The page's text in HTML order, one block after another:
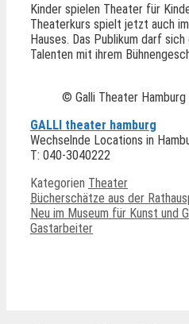
Kinder spielen Theater für
Theaterkurs spielt jetzt auch
Hauses. Das Publikum darf
Talenten mit ihrem
© Galli Theater Hamburg
GALLI theater hamburg
Wechselnde Locations in
T: 040-3040222
Kategorien Theater
Bücherschätze aus der
Neu im Museum für Kunst und
Gastarbeiter